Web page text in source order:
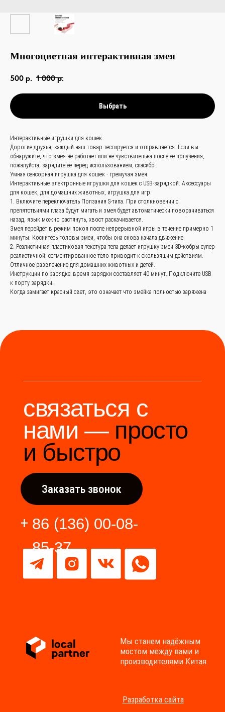
Многоцветная интерактивная змея
500 р. 1 000 р.
Выбрать
Интерактивные игрушки для кошек
Дорогие друзья, каждый наш товар тестируется и отправляется. Если вы
обнаружите, что змея не работает или не чувствительна после ее получения,
пожалуйста, зарядите ее перед использованием, спасибо
Умная сенсорная игрушка для кошек - гремучая змея.
Интерактивные электронные игрушки для кошек с USB-зарядкой. Аксессуары
для кошек, для домашних животных, игрушка для игр
1. Включите переключатель Ползания S-типа. При столкновении с
препятствиями глаза будут мигать и змея будет автоматически поворачиваться
назад, язык можно растянуть, хвост раскачивается.
Змея перейдет в режим покоя после непрерывной игры в течение примерно 1
минуты. Коснитесь головы змеи, чтобы она снова начала движение
2. Реалистичная пластиковая текстура тела делает игрушку змеи 3D-кобры супер
реалистичной; сегментированное тело приводит к скользящим действиям.
Отличное развлечение для домашних животных и детей.
Инструкции по зарядке: время зарядки составляет 40 минут. Подключите USB
к порту зарядки.
Когда замигает красный свет, это означает что змейка полностью заряжена
связаться с
нами —просто
и быстро
Разработка сайта
Заказать звонок
86 (136) 00-08-
85-37
+